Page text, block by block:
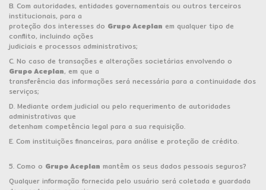
B. Com autoridades, entidades governamentais ou outros terceiros
institucionais, para a
proteção dos interesses do Grupo Aceplan em qualquer tipo de
conflito, incluindo ações
judiciais e processos administrativos;
C. No caso de transações e alterações societárias envolvendo o
Grupo Aceplan, em que a
transferência das informações será necessária para a continuidade dos
serviços;
D. Mediante ordem judicial ou pelo requerimento de autoridades
administrativas que
detenham competência legal para a sua requisição.
E. Com instituições financeiras, para análise e proteção de crédito.
5. Como o Grupo Aceplan mantêm os seus dados pessoais seguros?
Qualquer informação fornecida pelo usuário será coletada e guardada